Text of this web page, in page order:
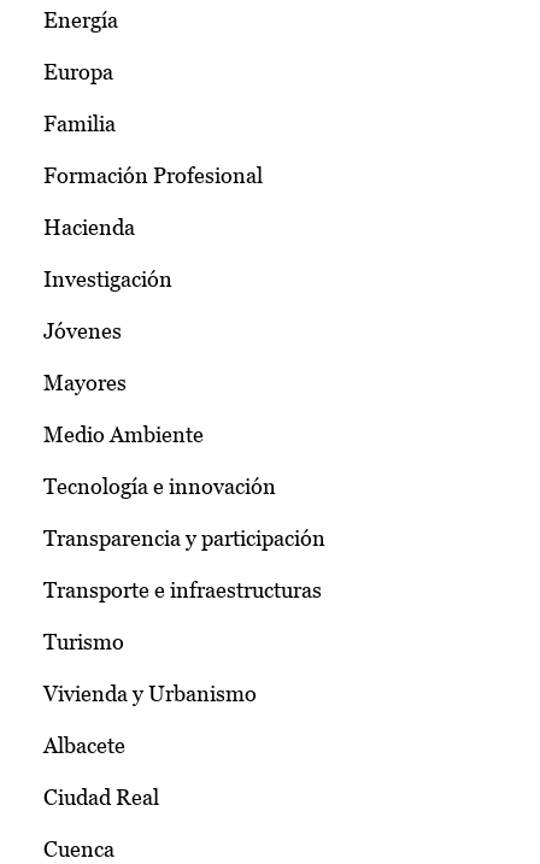
Energía
Europa
Familia
Formación Profesional
Hacienda
Investigación
Jóvenes
Mayores
Medio Ambiente
Tecnología e innovación
Transparencia y participación
Transporte e infraestructuras
Turismo
Vivienda y Urbanismo
Albacete
Ciudad Real
Cuenca